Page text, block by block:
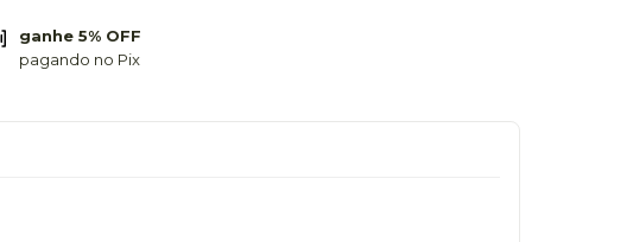
ganhe 5% OFF
pagando no Pix